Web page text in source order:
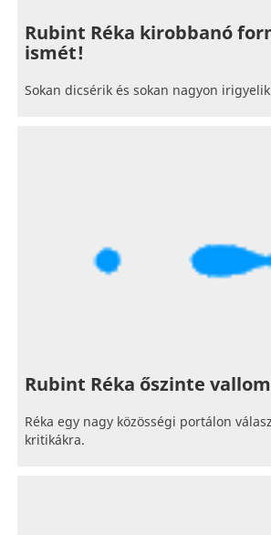
Rubint Réka kirobbanó
ismét!
Sokan dicsérik és sokan nagyon
Rubint Réka őszinte
Réka egy nagy közösségi portálon
kritikákra.